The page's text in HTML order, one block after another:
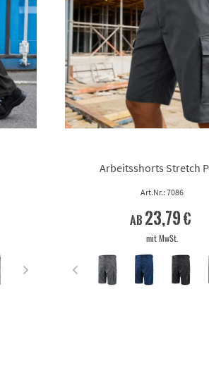
Arbeitsshorts Stretch
Art.Nr.: 7086
ab 23,79 €
mit MwSt.